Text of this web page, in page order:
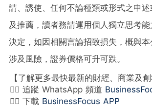
請、誘使、任何不論種類或形式之申
及推薦，讀者務請運用個人獨立思考
決定，如因相關言論招致損失，概與
涉及風險，證券價格可升可跌。
【了解更多最快最新的財經、商業及創
👉🏻 追蹤 WhatsApp 頻道
👉🏻 下載 BusinessFocus APP